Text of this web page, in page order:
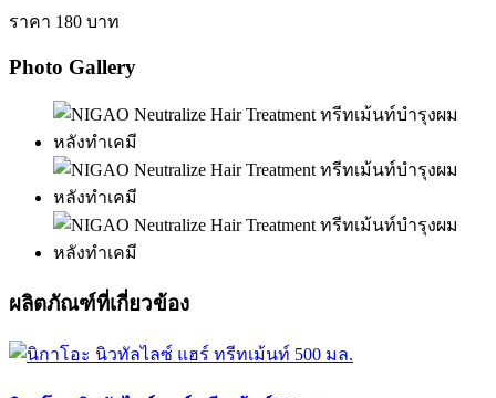
ราคา 180 บาท
Photo Gallery
ผลิตภัณฑ์ที่เกี่ยวข้อง